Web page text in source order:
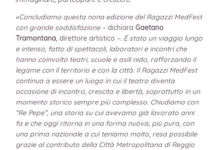
«Concludiamo questa nona edizione del Ragazzi MedFest
con grande soddisfazione – dichiara Gaetano
Tramontana, direttore artistico –. È stato un viaggio lungo
e intenso, fatto di spettacoli, laboratori e incontri che
hanno coinvolto teatri, scuole e asili nido, rafforzando il
legame con il territorio e con la città. Il Ragazzi MedFest
continua a essere un luogo in cui il teatro diventa
occasione di incontro, crescita e libertà, soprattutto in un
momento storico sempre più complesso. Chiudiamo con
“Re Pepe”, una storia su cui avevamo già lavorato anni
fa e che oggi ritorna in una forma nuova, più pura, con
una prima nazionale a cui teniamo molto, resa possibile
grazie al contributo della Città Metropolitana di Reggio